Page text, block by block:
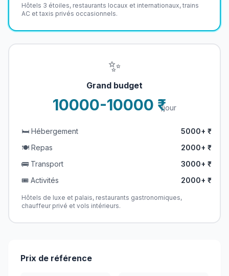
Hôtels 3 étoiles, restaurants locaux et internationaux, trains
AC et taxis privés occasionnels.
✨
Grand budget
10000-10000 ₹/jour
🛏️ Hébergement
5000+ ₹
🍽️ Repas
2000+ ₹
🚌 Transport
3000+ ₹
🎟️ Activités
2000+ ₹
Hôtels de luxe et palais, restaurants gastronomiques,
chauffeur privé et vols intérieurs.
Prix de référence